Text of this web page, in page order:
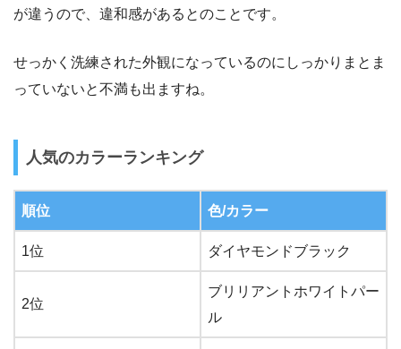
が違うので、違和感があるとのことです。
せっかく洗練された外観になっているのにしっかりまとま
っていないと不満も出ますね。
人気のカラーランキング
順位 色/カラー
1位 ダイヤモンドブラック
2位
ブリリアントホワイトパー
ル